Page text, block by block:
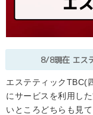
8/8現在 エス
エステティックTBC(
にサービスを利用し
いところどちらも見